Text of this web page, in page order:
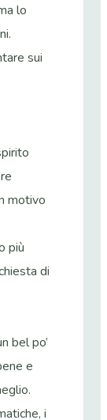
lo
sui
motivo
più
di
bel po’
e
i